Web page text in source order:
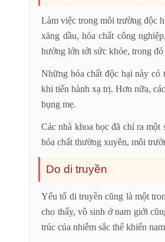
Làm việc trong môi trường độc
xăng dầu, hóa chất công
hưởng lớn tới sức khỏe, trong đó
Những hóa chất độc hại này có
khi tiến hành xạ trị. Hơn nữa,
bụng mẹ.
Các nhà khoa học đã chỉ ra
hóa chất thường xuyên, môi
Do di truyền
Yếu tố di truyền cũng là một
cho thấy, vô sinh ở nam giới
trúc của nhiễm sắc thể khiến